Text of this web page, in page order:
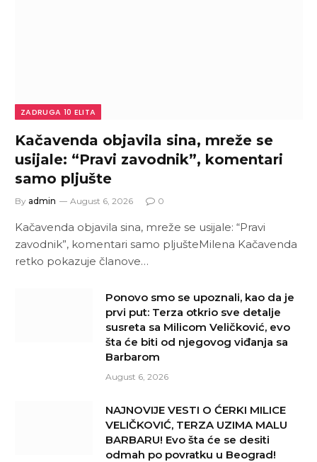
ZADRUGA 10 ELITA
Kačavenda objavila sina, mreže se
usijale: “Pravi zavodnik”, komentari
samo pljušte
By admin August 6, 2026 0
Kačavenda objavila sina, mreže se usijale: “Pravi
zavodnik”, komentari samo pljušteMilena Kačavenda
retko pokazuje članove…
Ponovo smo se upoznali, kao da je
prvi put: Terza otkrio sve detalje
susreta sa Milicom Veličković, evo
šta će biti od njegovog viđanja sa
Barbarom
August 6, 2026
NAJNOVIJE VESTI O ĆERKI MILICE
VELIČKOVIĆ, TERZA UZIMA MALU
BARBARU! Evo šta će se desiti
odmah po povratku u Beograd!